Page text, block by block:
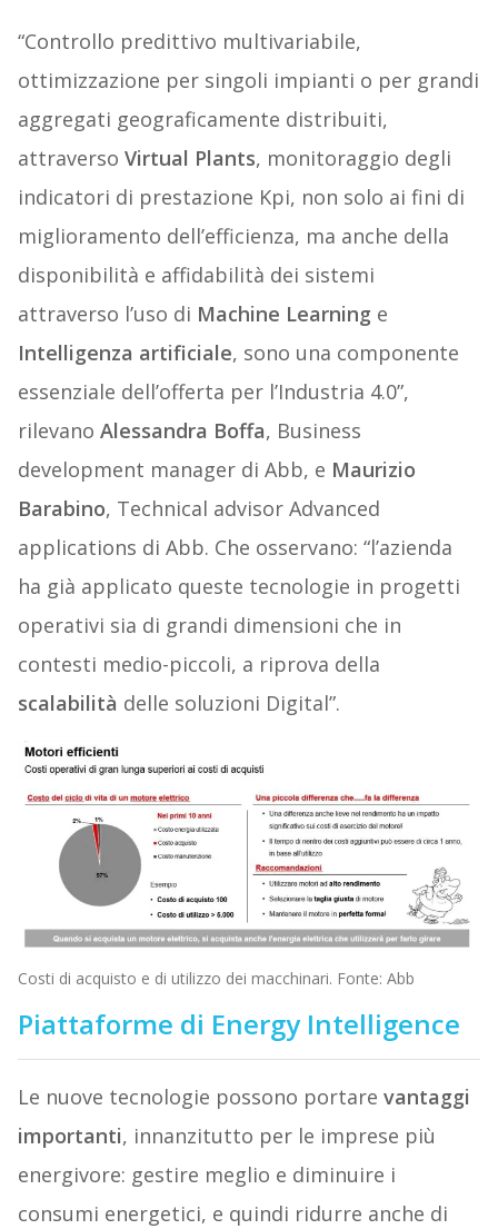
“Controllo predittivo multivariabile,
ottimizzazione per singoli impianti o per grandi
aggregati geograficamente distribuiti,
attraverso Virtual Plants, monitoraggio degli
indicatori di prestazione Kpi, non solo ai fini di
miglioramento dell’efficienza, ma anche della
disponibilità e affidabilità dei sistemi
attraverso l’uso di Machine Learning e
Intelligenza artificiale, sono una componente
essenziale dell’offerta per l’Industria 4.0”,
rilevano Alessandra Boffa, Business
development manager di Abb, e Maurizio
Barabino, Technical advisor Advanced
applications di Abb. Che osservano: “l’azienda
ha già applicato queste tecnologie in progetti
operativi sia di grandi dimensioni che in
contesti medio-piccoli, a riprova della
scalabilità delle soluzioni Digital”.
Costi di acquisto e di utilizzo dei macchinari. Fonte: Abb
Piattaforme di Energy Intelligence
Le nuove tecnologie possono portare vantaggi
importanti, innanzitutto per le imprese più
energivore: gestire meglio e diminuire i
consumi energetici, e quindi ridurre anche di